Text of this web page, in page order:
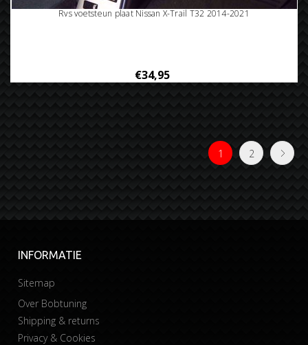
Rvs voetsteun plaat Nissan X-Trail T32 2014-2021
€34,95
1 2
INFORMATIE
Sitemap
Over Bobtuning
Shipping & returns
Privacy & Cookies